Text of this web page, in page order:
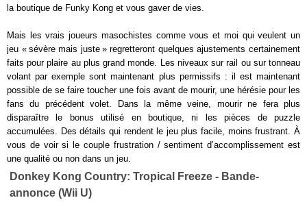
la boutique de Funky Kong et vous gaver de vies.
Mais les vrais joueurs masochistes comme vous et moi qui veulent un
jeu « sévère mais juste » regretteront quelques ajustements certainement
faits pour plaire au plus grand monde. Les niveaux sur rail ou sur tonneau
volant par exemple sont maintenant plus permissifs : il est maintenant
possible de se faire toucher une fois avant de mourir, une hérésie pour les
fans du précédent volet. Dans la même veine, mourir ne fera plus
disparaître le bonus utilisé en boutique, ni les pièces de puzzle
accumulées. Des détails qui rendent le jeu plus facile, moins frustrant. À
vous de voir si le couple frustration / sentiment d’accomplissement est
une qualité ou non dans un jeu.
Donkey Kong Country: Tropical Freeze - Bande-
annonce (Wii U)